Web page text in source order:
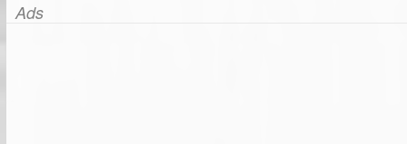
Ads